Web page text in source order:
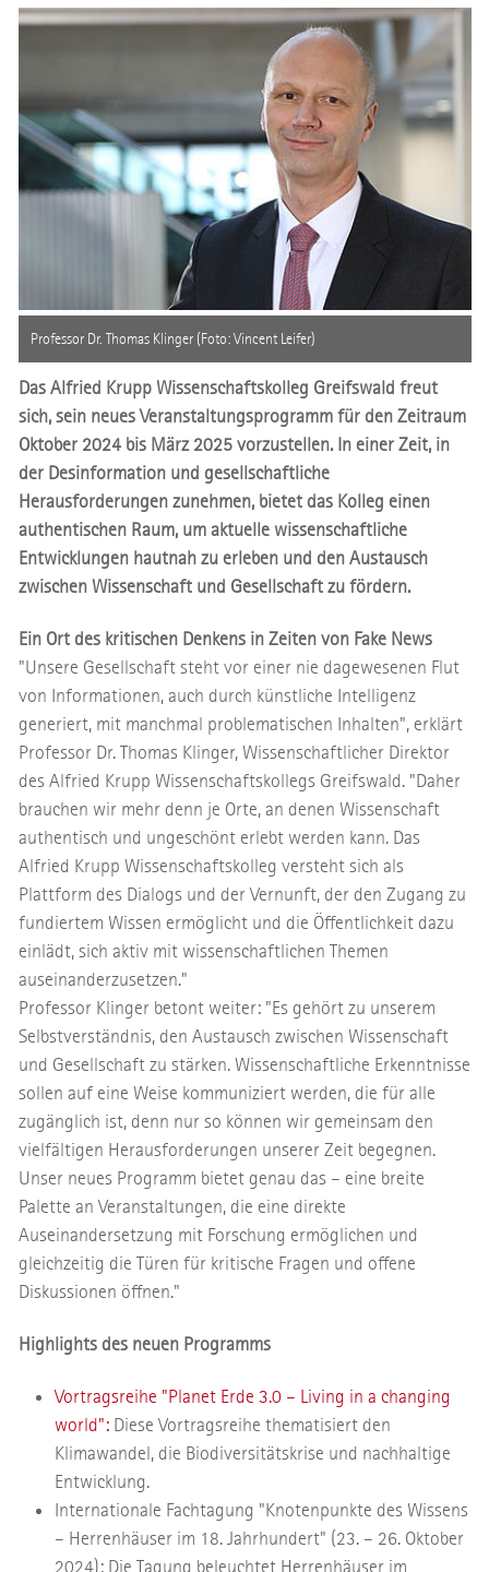
Professor Dr. Thomas Klinger (Foto: Vincent Leifer)
Das Alfried Krupp Wissenschaftskolleg Greifswald freut
sich, sein neues Veranstaltungsprogramm für den Zeitraum
Oktober 2024 bis März 2025 vorzustellen. In einer Zeit, in
der Desinformation und gesellschaftliche
Herausforderungen zunehmen, bietet das Kolleg einen
authentischen Raum, um aktuelle wissenschaftliche
Entwicklungen hautnah zu erleben und den Austausch
zwischen Wissenschaft und Gesellschaft zu fördern.
Ein Ort des kritischen Denkens in Zeiten von Fake News
"Unsere Gesellschaft steht vor einer nie dagewesenen Flut
von Informationen, auch durch künstliche Intelligenz
generiert, mit manchmal problematischen Inhalten", erklärt
Professor Dr. Thomas Klinger, Wissenschaftlicher Direktor
des Alfried Krupp Wissenschaftskollegs Greifswald. "Daher
brauchen wir mehr denn je Orte, an denen Wissenschaft
authentisch und ungeschönt erlebt werden kann. Das
Alfried Krupp Wissenschaftskolleg versteht sich als
Plattform des Dialogs und der Vernunft, der den Zugang zu
fundiertem Wissen ermöglicht und die Öffentlichkeit dazu
einlädt, sich aktiv mit wissenschaftlichen Themen
auseinanderzusetzen."
Professor Klinger betont weiter: "Es gehört zu unserem
Selbstverständnis, den Austausch zwischen Wissenschaft
und Gesellschaft zu stärken. Wissenschaftliche Erkenntnisse
sollen auf eine Weise kommuniziert werden, die für alle
zugänglich ist, denn nur so können wir gemeinsam den
vielfältigen Herausforderungen unserer Zeit begegnen.
Unser neues Programm bietet genau das – eine breite
Palette an Veranstaltungen, die eine direkte
Auseinandersetzung mit Forschung ermöglichen und
gleichzeitig die Türen für kritische Fragen und offene
Diskussionen öffnen."
Highlights des neuen Programms
Vortragsreihe "Planet Erde 3.0 – Living in a changing
world": Diese Vortragsreihe thematisiert den
Klimawandel, die Biodiversitätskrise und nachhaltige
Entwicklung.
Internationale Fachtagung "Knotenpunkte des Wissens
– Herrenhäuser im 18. Jahrhundert" (23. – 26. Oktober
2024): Die Tagung beleuchtet Herrenhäuser im